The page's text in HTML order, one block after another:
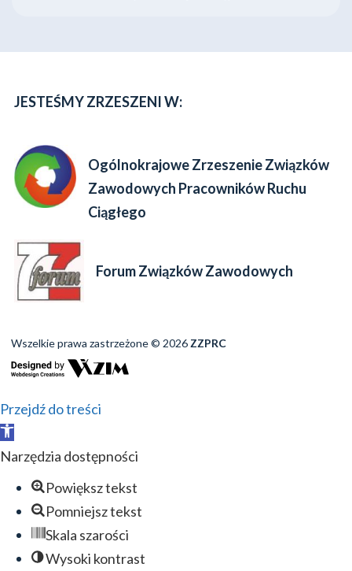
JESTEŚMY ZRZESZENI W:
Ogólnokrajowe Zrzeszenie Związków
Zawodowych Pracowników Ruchu
Ciągłego
Forum Związków Zawodowych
Wszelkie prawa zastrzeżone © 2026 ZZPRC
Przejdź do treści
Otwórz
pasek
narzędzi
Narzędzia dostępności
Powiększ tekst
Pomniejsz tekst
Skala szarości
Wysoki kontrast